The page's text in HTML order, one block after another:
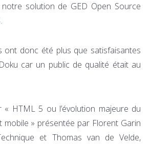
solution de GED Open Source
.
ont donc été plus que satisfaisantes
car un public de qualité était au
HTML 5 ou l’évolution majeure du
mobile » présentée par Florent Garin
et Thomas van de Velde,